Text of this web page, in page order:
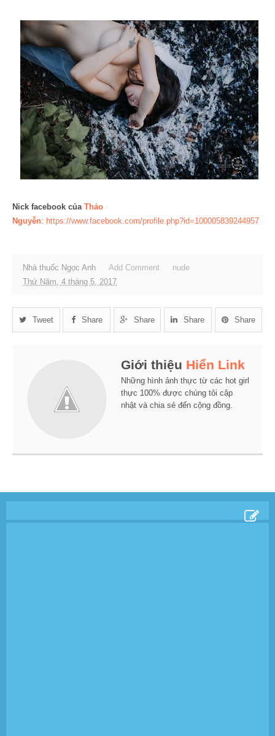
Nick facebook của Thảo
Nguyễn: https://www.facebook.com/profile.php?id=100005839244957
Nhà thuốc Ngọc Anh Add Comment
nude
Thứ Năm, 4 tháng 5, 2017
Tweet Share Share Share Share
Giới thiệu Hiển Link
Những hình ảnh thực từ các hot girl
thực 100% được chúng tôi cập
nhật và chia sẻ đến cộng đồng.